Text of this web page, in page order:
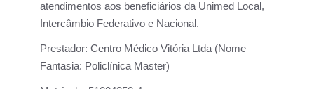
atendimentos aos beneficiários da Unimed Local,
Intercâmbio Federativo e Nacional.
Prestador: Centro Médico Vitória Ltda (Nome
Fantasia: Policlínica Master)